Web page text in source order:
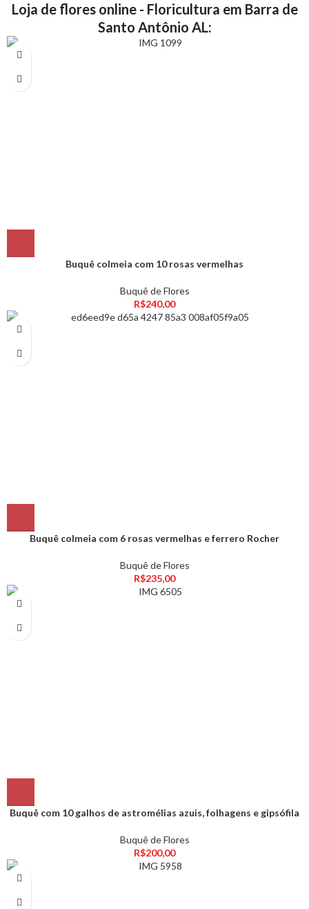
Loja de flores online - Floricultura em Barra de
Santo Antônio AL:
Buquê colmeia com 10 rosas vermelhas
Buquê de Flores
R$240,00
Buquê colmeia com 6 rosas vermelhas e ferrero Rocher
Buquê de Flores
R$235,00
Buquê com 10 galhos de astromélias azuis, folhagens e gipsófila
Buquê de Flores
R$200,00